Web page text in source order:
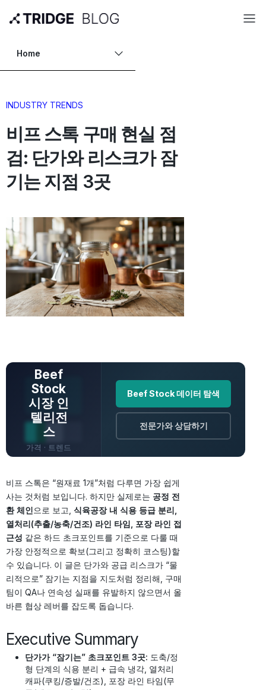
Home
INDUSTRY TRENDS
비프 스톡 구매 현실 점
검: 단가와 리스크가 잠
기는 지점 3곳
Beef
Stock
시장 인
텔리전
스
가격 · 트렌드
Beef Stock 데이터 탐색
전문가와 상담하기
비프 스톡은 “원재료 1개”처럼 다루면 가장 쉽게
사는 것처럼 보입니다. 하지만 실제로는 공정 전
환 체인으로 보고, 식육공장 내 식용 등급 분리,
열처리(추출/농축/건조) 라인 타임, 포장 라인 접
근성 같은 하드 초크포인트를 기준으로 다룰 때
가장 안정적으로 확보(그리고 정확히 코스팅)할
수 있습니다. 이 글은 단가와 공급 리스크가 “물
리적으로” 잠기는 지점을 지도처럼 정리해, 구매
팀이 QA나 연속성 실패를 유발하지 않으면서 올
바른 협상 레버를 잡도록 돕습니다.
Executive Summary
단가가 “잠기는” 초크포인트 3곳: 도축/정
형 단계의 식용 분리 + 급속 냉각, 열처리
캐파(쿠킹/증발/건조), 포장 라인 타임(무